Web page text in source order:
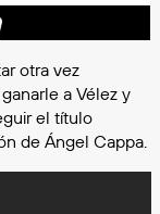
otra vez
a Vélez y
el título
de Ángel Cappa.